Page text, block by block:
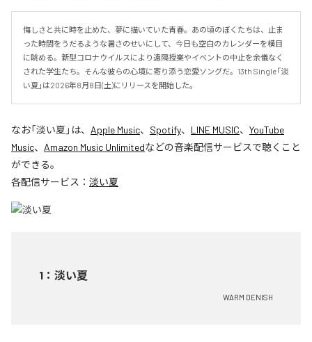
悔しさと共に時を止めた、夢に描いていた青春。あの頃のぼくたちは、止ま
った時間をうだるような暑さのせいにして、今日も空白のカレンダーを横目
に眺める。新型コロナウイルスにより遠隔授業やイベントの中止を余儀なく
された学生たち。そんな彼らの心境に寄り添う恋愛ソングだ。13th Single「淡
い夏」は2026年8月8日(土)にリリースを開始した。
なお「淡い夏 」は、 Apple Music、 Spotify、 LINE MUSIC、 YouTube
Music、 Amazon Music Unlimitedなどの音楽配信サービスで聴くこと
ができる。
各配信サービス： 淡い夏
1 ： 淡い夏
WARM DENISH